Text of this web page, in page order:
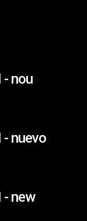
- nou
nuevo
- new